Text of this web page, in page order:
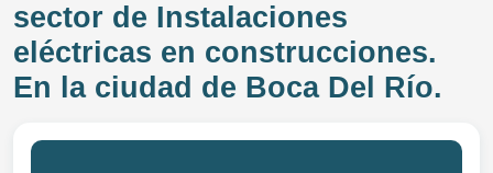
sector de Instalaciones
eléctricas en construcciones.
En la ciudad de Boca Del Río.